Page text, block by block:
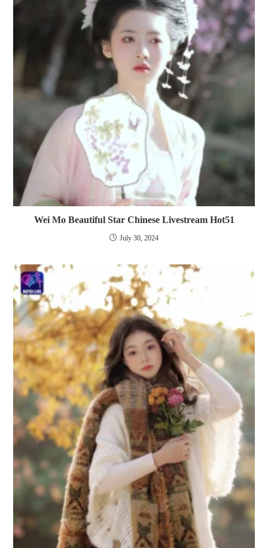
Wei Mo Beautiful Star Chinese Livestream Hot51
July 30, 2024